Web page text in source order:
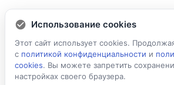
Использование cookies
Этот сайт использует cookies.
с политикой конфиденциальности и
cookies. Вы можете запретить
настройках своего браузера.